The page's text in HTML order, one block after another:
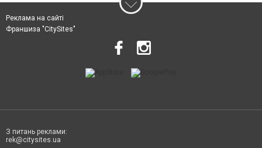
Реклама на сайті
Франшиза "CitySites"
З питань реклами:
rek@citysites.ua